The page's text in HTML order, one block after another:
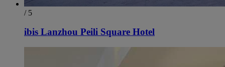
/ 5
ibis Lanzhou Peili Square Hotel